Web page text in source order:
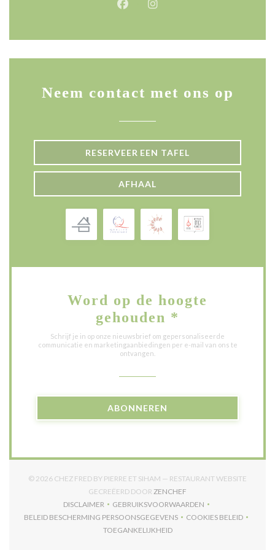
Facebook ((opent in een nieuw
Instagram ((opent in een
Neem contact met ons op
RESERVEER EEN TAFEL
AFHAAL
Word op de hoogte
gehouden *
Schrijf je in op onze nieuwsbrief om gepersonaliseerde
communicatie en marketingaanbiedingen per e-mail van ons te
ontvangen.
ABONNEREN
© 2026 CHEZ FRED BY PIERRE ET SIHAM — RESTAURANT WEBSITE
GECREËERD DOOR ZENCHEF
DISCLAIMER
((OPENT IN EEN NIEUW VENSTER))
GEBRUIKSVOORWAARDEN
((OPENT IN EEN NIEUW
BELEID BESCHERMING PERSOONSGEGEVENS
((OPENT IN EEN NIEUW VENSTER))
COOKIES BELEID
((OPENT IN EEN
TOEGANKELIJKHEID
((OPENT IN EEN NIEUW VENSTER))